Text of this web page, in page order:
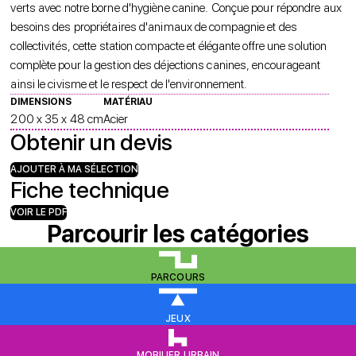
verts avec notre borne d'hygiène canine. Conçue pour répondre aux
besoins des propriétaires d'animaux de compagnie et des
collectivités, cette station compacte et élégante offre une solution
complète pour la gestion des déjections canines, encourageant
ainsi le civisme et le respect de l'environnement.
DIMENSIONS
200 x 35 x 48 cm
MATÉRIAU
Acier
Obtenir un devis
AJOUTER À MA SÉLECTION
Fiche technique
VOIR LE PDF
Parcourir les catégories
PARCOURS
JEUX